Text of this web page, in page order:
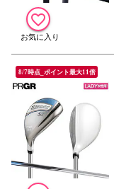
8/7時点_ポイント最大11倍